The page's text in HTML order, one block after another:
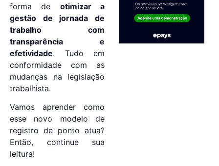
forma de otimizar a
gestão de jornada de
trabalho com
transparência e
efetividade. Tudo em
conformidade com as
mudanças na legislação
trabalhista.
Vamos aprender como
esse novo modelo de
registro de ponto atua?
Então, continue sua
leitura!